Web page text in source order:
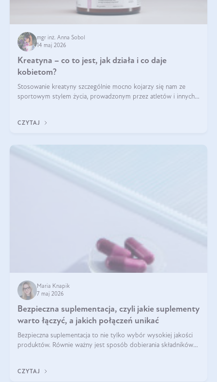
mgr inż. Anna Sobol
14 maj 2026
Kreatyna – co to jest, jak działa i co daje
kobietom?
Stosowanie kreatyny szczególnie mocno kojarzy się nam ze
sportowym stylem życia, prowadzonym przez atletów i innych
zwiększa masę
CZYTAJ
Maria Knapik
7 maj 2026
Bezpieczna suplementacja, czyli jakie suplementy
warto łączyć, a jakich połączeń unikać
Bezpieczna suplementacja to nie tylko wybór wysokiej jakości
produktów. Równie ważny jest sposób dobierania składników
CZYTAJ